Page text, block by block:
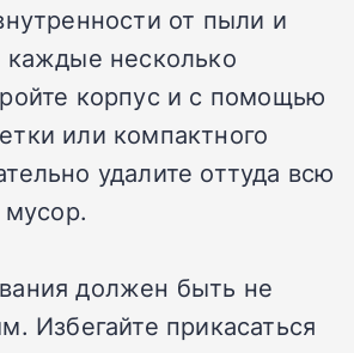
от пыли и
каждые несколько
корпус и с помощью
или компактного
удалите оттуда всю
должен быть не
Избегайте прикасаться